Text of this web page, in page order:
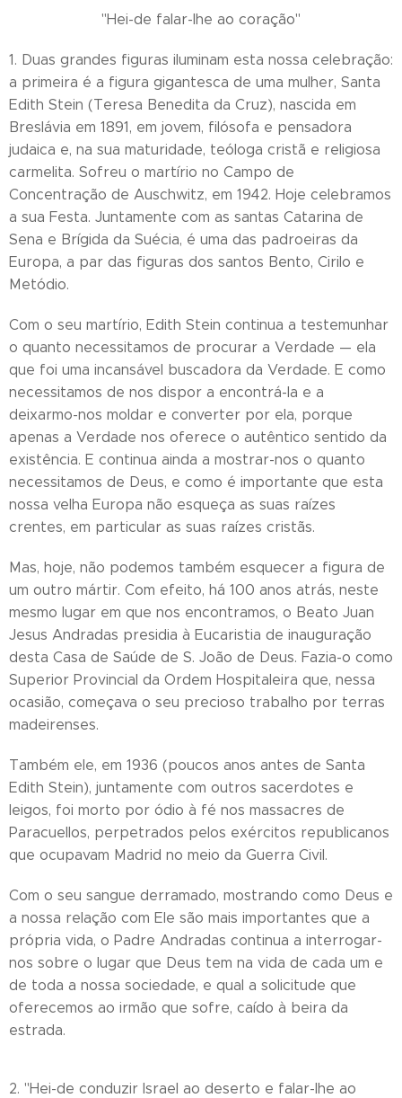
"Hei-de falar-lhe ao coração"
1. Duas grandes figuras iluminam esta nossa celebração:
a primeira é a figura gigantesca de uma mulher, Santa
Edith Stein (Teresa Benedita da Cruz), nascida em
Breslávia em 1891, em jovem, filósofa e pensadora
judaica e, na sua maturidade, teóloga cristã e religiosa
carmelita. Sofreu o martírio no Campo de
Concentração de Auschwitz, em 1942. Hoje celebramos
a sua Festa. Juntamente com as santas Catarina de
Sena e Brígida da Suécia, é uma das padroeiras da
Europa, a par das figuras dos santos Bento, Cirilo e
Metódio.
Com o seu martírio, Edith Stein continua a testemunhar
o quanto necessitamos de procurar a Verdade — ela
que foi uma incansável buscadora da Verdade. E como
necessitamos de nos dispor a encontrá-la e a
deixarmo-nos moldar e converter por ela, porque
apenas a Verdade nos oferece o autêntico sentido da
existência. E continua ainda a mostrar-nos o quanto
necessitamos de Deus, e como é importante que esta
nossa velha Europa não esqueça as suas raízes
crentes, em particular as suas raízes cristãs.
Mas, hoje, não podemos também esquecer a figura de
um outro mártir. Com efeito, há 100 anos atrás, neste
mesmo lugar em que nos encontramos, o Beato Juan
Jesus Andradas presidia à Eucaristia de inauguração
desta Casa de Saúde de S. João de Deus. Fazia-o como
Superior Provincial da Ordem Hospitaleira que, nessa
ocasião, começava o seu precioso trabalho por terras
madeirenses.
Também ele, em 1936 (poucos anos antes de Santa
Edith Stein), juntamente com outros sacerdotes e
leigos, foi morto por ódio à fé nos massacres de
Paracuellos, perpetrados pelos exércitos republicanos
que ocupavam Madrid no meio da Guerra Civil.
Com o seu sangue derramado, mostrando como Deus e
a nossa relação com Ele são mais importantes que a
própria vida, o Padre Andradas continua a interrogar-
nos sobre o lugar que Deus tem na vida de cada um e
de toda a nossa sociedade, e qual a solicitude que
oferecemos ao irmão que sofre, caído à beira da
estrada.
2. "Hei-de conduzir Israel ao deserto e falar-lhe ao